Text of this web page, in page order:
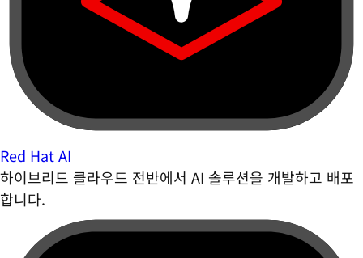
Red Hat AI
하이브리드 클라우드 전반에서 AI 솔루션을 개발하고 배포
합니다.